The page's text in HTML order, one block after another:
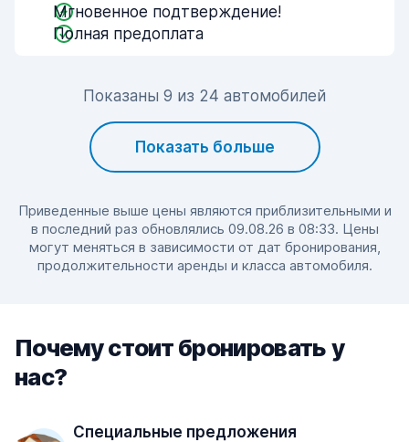
Мгновенное подтверждение!
Полная предоплата
Показаны 9 из 24 автомобилей
Показать больше
Приведенные выше цены являются приблизительными и
в последний раз обновлялись 09.08.26 в 08:33. Цены
могут меняться в зависимости от дат бронирования,
продолжительности аренды и класса автомобиля.
Почему стоит бронировать у
нас?
Специальные предложения